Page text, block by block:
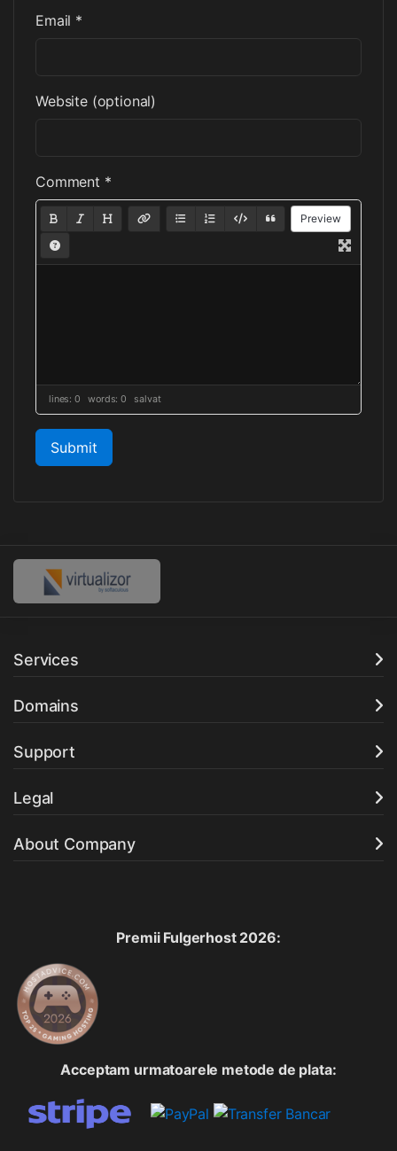
Email *
Website (optional)
Comment *
Preview
lines: 0 words: 0 salvat
Submit
Services
Domains
Support
Legal
About Company
Premii Fulgerhost 2026:
Acceptam urmatoarele metode de plata: